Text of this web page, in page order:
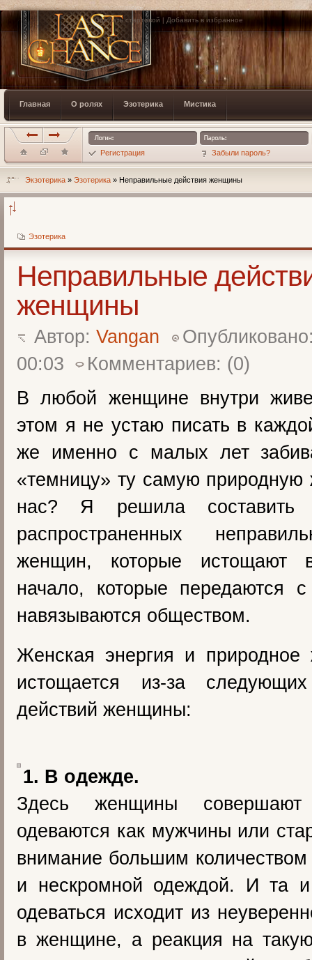
Сделать стартовой | Добавить в избранное
Главная О ролях Эзотерика Мистика
Регистрация Забыли пароль?
Экзотерика » Эзотерика » Неправильные действия женщины
Эзотерика
Неправильные
женщины
Автор: Vangan
00:03
Комментариев: (0)
В любой женщине внутри
этом я не устаю писать в
же именно с малых лет
«темницу» ту самую природную
нас? Я решила составить
распространенных
женщин, которые истощают
начало, которые передаются
навязываются обществом.
Женская энергия и природное
истощается из-за
действий женщины:
1. В одежде.
Здесь женщины
одеваются как мужчины или
внимание большим количеством
и нескромной одеждой. И та
одеваться исходит из
в женщине, а реакция на